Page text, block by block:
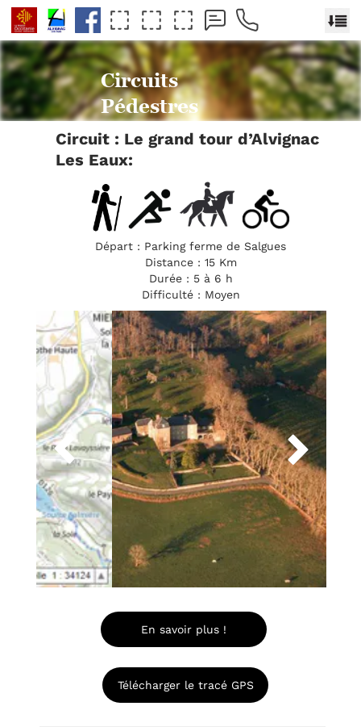
Circuits
Pédestres
Circuit : Le grand tour d’Alvignac
Les Eaux:
Départ : Parking ferme de Salgues
Distance : 15 Km
Durée : 5 à 6 h
Difficulté : Moyen
 
En savoir plus !
Télécharger le tracé GPS